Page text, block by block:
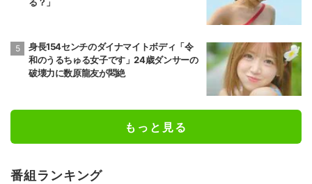
身長154センチのダイナマイトボディ「令
和のうるちゅる女子です」24歳ダンサーの
破壊力に数原龍友が悶絶
もっと見る
番組ランキング